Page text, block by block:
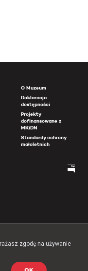
O Muzeum
Deklaracja
dostępności
Projekty
dofinansowane z
MKiDN
Standardy ochrony
małoletnich
zgodę na używanie